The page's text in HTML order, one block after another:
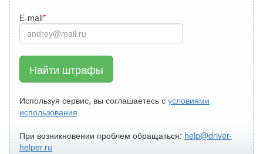
E-mail
Найти штрафы
Используя сервис, вы соглашаетесь с условиями
использования
При возникновении проблем обращаться: help@driver-
helper.ru